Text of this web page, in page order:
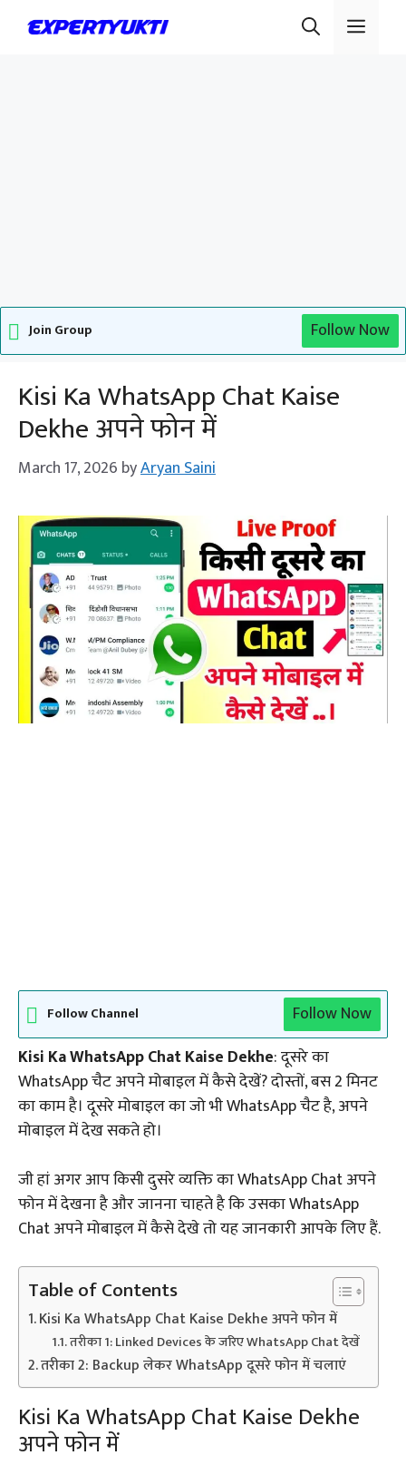
Menu
Join Group Follow Now
Kisi Ka WhatsApp Chat Kaise
Dekhe अपने फोन में
March 17, 2026 byAryan Saini
Follow Channel
Follow Now
Kisi Ka WhatsApp Chat Kaise Dekhe: दूसरे का
WhatsApp चैट अपने मोबाइल में कैसे देखें? दोस्तों, बस 2 मिनट
का काम है। दूसरे मोबाइल का जो भी WhatsApp चैट है, अपने
मोबाइल में देख सकते हो।
जी हां अगर आप किसी दुसरे व्यक्ति का WhatsApp Chat अपने
फोन में देखना है और जानना चाहते है कि उसका WhatsApp
Chat अपने मोबाइल में कैसे देखे तो यह जानकारी आपके लिए हैं.
Table of Contents
Kisi Ka WhatsApp Chat Kaise Dekhe अपने फोन में
तरीका 1: Linked Devices के जरिए WhatsApp Chat देखें
तरीका 2: Backup लेकर WhatsApp दूसरे फोन में चलाएं
Kisi Ka WhatsApp Chat Kaise Dekhe
अपने फोन में